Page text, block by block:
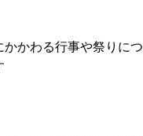
かかわる行事や祭りに